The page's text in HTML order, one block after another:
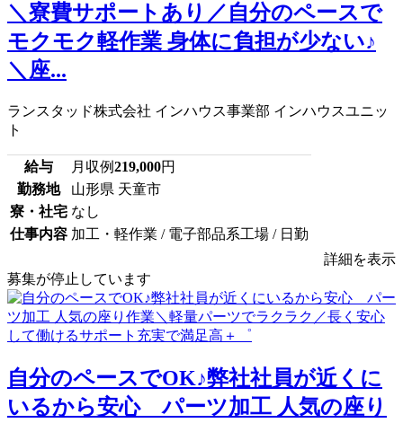
＼寮費サポートあり／自分のペースで
モクモク軽作業 身体に負担が少ない♪
＼座...
ランスタッド株式会社 インハウス事業部 インハウスユニッ
ト
給与 月収例219,000円
勤務地
山形県 天童市
寮・社宅 なし
仕事内容 加工・軽作業 / 電子部品系工場 / 日勤
詳細を表示
募集が停止しています
自分のペースでOK♪弊社社員が近くに
いるから安心 パーツ加工 人気の座り